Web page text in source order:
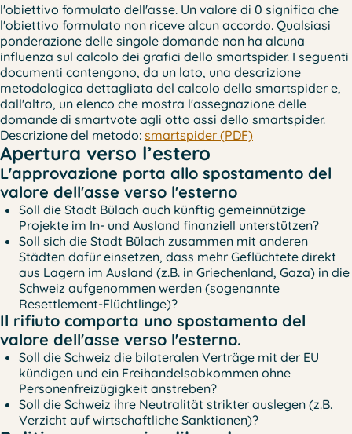
l'obiettivo formulato dell'asse. Un valore di 0 significa che
l'obiettivo formulato non riceve alcun accordo. Qualsiasi
ponderazione delle singole domande non ha alcuna
influenza sul calcolo dei grafici dello smartspider. I seguenti
documenti contengono, da un lato, una descrizione
metodologica dettagliata del calcolo dello smartspider e,
dall'altro, un elenco che mostra l'assegnazione delle
domande di smartvote agli otto assi dello smartspider.
Descrizione del metodo: smartspider (PDF)
Apertura verso l’estero
L'approvazione porta allo spostamento del
valore dell'asse verso l'esterno
Soll die Stadt Bülach auch künftig gemeinnützige
Projekte im In- und Ausland finanziell unterstützen?
Soll sich die Stadt Bülach zusammen mit anderen
Städten dafür einsetzen, dass mehr Geflüchtete direkt
aus Lagern im Ausland (z.B. in Griechenland, Gaza) in die
Schweiz aufgenommen werden (sogenannte
Resettlement-Flüchtlinge)?
Il rifiuto comporta uno spostamento del
valore dell'asse verso l'esterno.
Soll die Schweiz die bilateralen Verträge mit der EU
kündigen und ein Freihandelsabkommen ohne
Personenfreizügigkeit anstreben?
Soll die Schweiz ihre Neutralität strikter auslegen (z.B.
Verzicht auf wirtschaftliche Sanktionen)?